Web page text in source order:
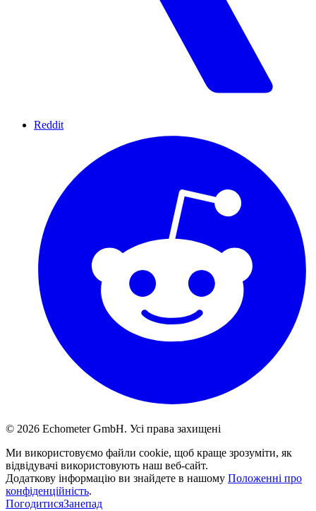
Reddit
© 2026 Echometer GmbH. Усі права захищені
Ми використовуємо файли cookie, щоб краще зрозуміти, як
відвідувачі використовують наш веб-сайт.
Додаткову інформацію ви знайдете в нашому Положенні про
конфіденційність.
ПогодитисяЗанепад